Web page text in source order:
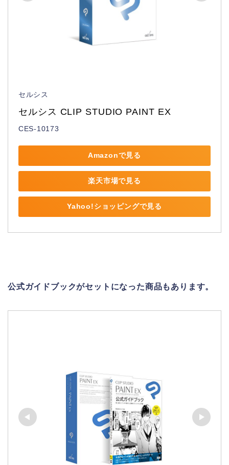
セルシス
セルシス CLIP STUDIO PAINT EX
CES-10173
Amazonで見る
楽天市場で見る
Yahoo!ショッピングで見る
公式ガイドブックがセットになった商品もあります。